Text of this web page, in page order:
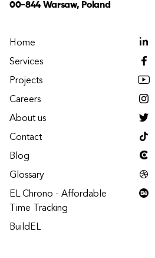
00-844 Warsaw, Poland
Home
Services
Projects
Careers
About us
Contact
Blog
Glossary
EL Chrono - Affordable
Time Tracking
BuildEL